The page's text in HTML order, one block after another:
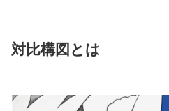
対比構図とは